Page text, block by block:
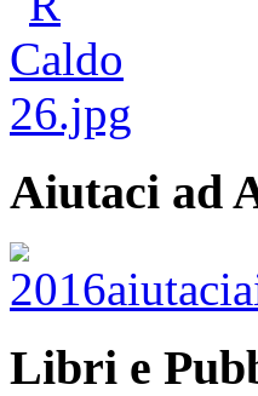
Aiutaci ad
Libri e